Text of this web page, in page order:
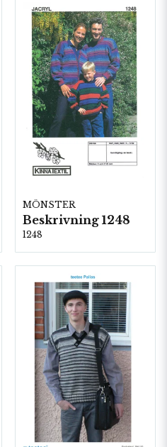
MÖNSTER
Beskrivning 1248
1248